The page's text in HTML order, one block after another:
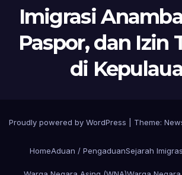
Imigrasi
Paspor, dan Izin
di
Proudly powered by WordPress Theme:
HomeAduan / PengaduanSejarah